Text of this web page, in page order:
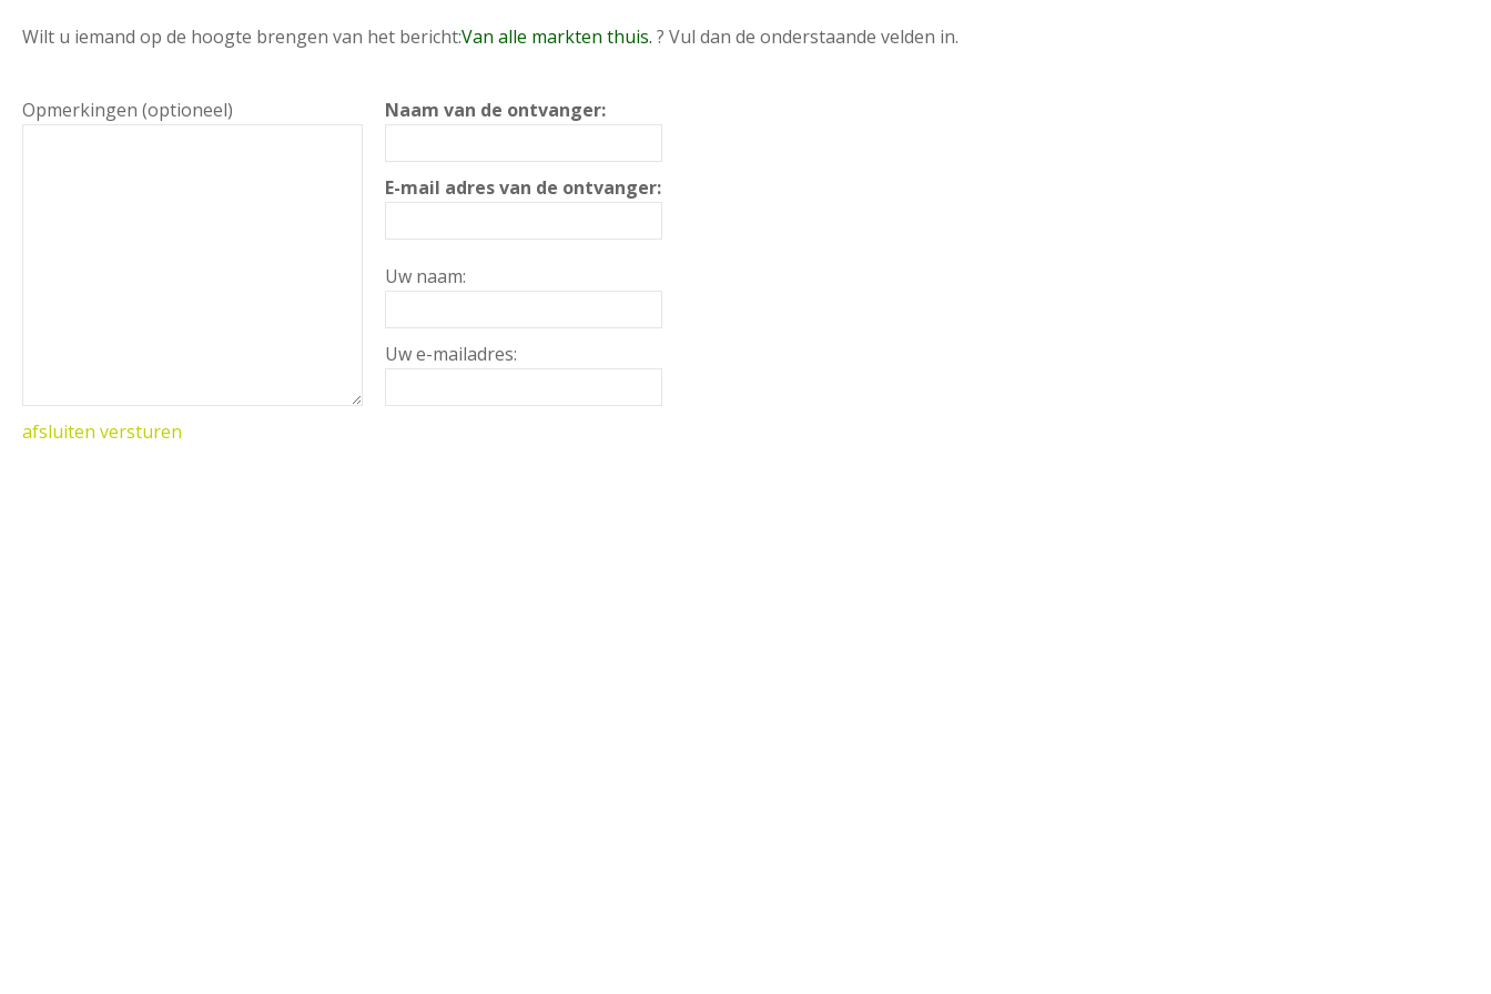
Wilt u iemand op de hoogte brengen van het bericht:Van alle markten thuis. ? Vul dan de onderstaande velden in.
Opmerkingen (optioneel) Naam van de ontvanger:
E-mail adres van de ontvanger:
Uw naam:
Uw e-mailadres:
afsluiten versturen